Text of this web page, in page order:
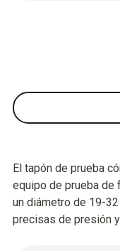
El tapón de prueba
equipo de prueba de
un diámetro de 19-
precisas de presión